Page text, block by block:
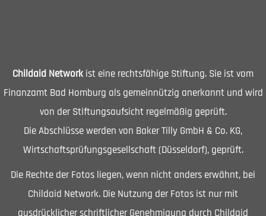
Childaid Network ist eine rechtsfähige Stiftung. Sie ist vom
Finanzamt Bad Homburg als gemeinnützig anerkannt und wird
von der Stiftungsaufsicht regelmäßig geprüft.
Die Abschlüsse werden von Baker Tilly GmbH & Co. KG,
Wirtschaftsprüfungsgesellschaft (Düsseldorf), geprüft.
Die Rechte der Fotos liegen, wenn nicht anders erwähnt, bei
Childaid Network. Die Nutzung der Fotos ist nur mit
ausdrücklicher schriftlicher Genehmigung durch Childaid